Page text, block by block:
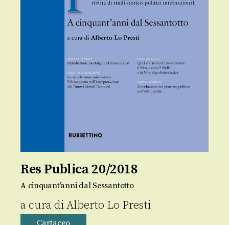
Res Publica 20/2018
A cinquant’anni dal Sessantotto
a cura diAlberto Lo Presti
Cartaceo